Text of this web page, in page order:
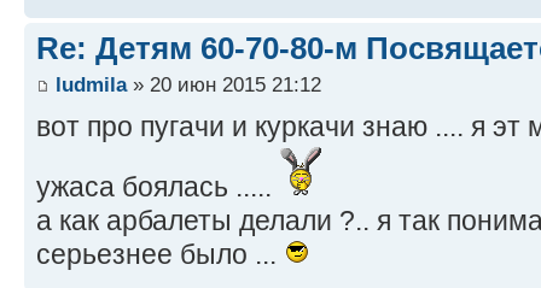
Re: Детям 60-70-80-м
ludmila» 20 июн 2015 21:12
вот про пугачи и куркачи знаю .... я эт
ужаса боялась .....
а как арбалеты делали ?.. я так
серьезнее было ...